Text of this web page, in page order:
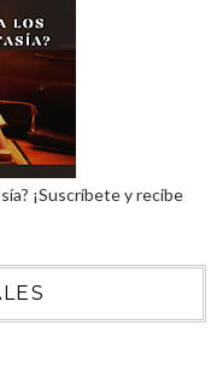
¡Suscríbete y recibe